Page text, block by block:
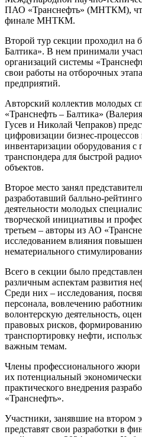
ПАО «Транснефть» (МНТКМ), что
финале МНТКМ.
Второй тур секции проходил на
Балтика». В нем принимали
организаций системы
свои работы на отборочных
предприятий.
Авторский коллектив молодых
«Транснефть – Балтика»
Гусев и Николай Чепраков)
цифровизации бизнес-процессов
инвентаризации оборудования
транспондера для быстрой
объектов.
Второе место занял
разработавший балльно-
деятельности молодых
творческой инициативы и
третьем – авторы из АО
исследованием влияния
нематериального
Всего в секции было
различным аспектам развития
Среди них – исследования,
персонала, вовлечению
волонтерскую деятельность,
правовых рисков,
транспортировку нефти,
важным темам.
Члены профессионального жюри
их потенциальный
практического внедрения
«Транснефть».
Участники, занявшие на втором
представят свои разработки в